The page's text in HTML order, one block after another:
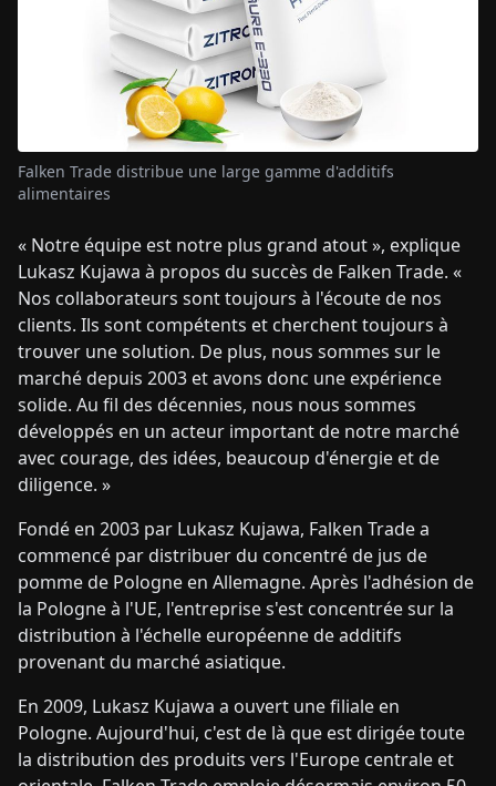
Falken Trade distribue une large gamme d'additifs
alimentaires
« Notre équipe est notre plus grand atout », explique
Lukasz Kujawa à propos du succès de Falken Trade. «
Nos collaborateurs sont toujours à l'écoute de nos
clients. Ils sont compétents et cherchent toujours à
trouver une solution. De plus, nous sommes sur le
marché depuis 2003 et avons donc une expérience
solide. Au fil des décennies, nous nous sommes
développés en un acteur important de notre marché
avec courage, des idées, beaucoup d'énergie et de
diligence. »
Fondé en 2003 par Lukasz Kujawa, Falken Trade a
commencé par distribuer du concentré de jus de
pomme de Pologne en Allemagne. Après l'adhésion de
la Pologne à l'UE, l'entreprise s'est concentrée sur la
distribution à l'échelle européenne de additifs
provenant du marché asiatique.
En 2009, Lukasz Kujawa a ouvert une filiale en
Pologne. Aujourd'hui, c'est de là que est dirigée toute
la distribution des produits vers l'Europe centrale et